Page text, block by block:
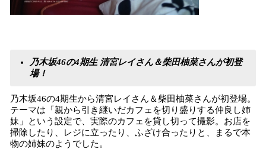
乃木坂46の4期生 清宮レイさん＆柴田柚菜さんが初登
場！
乃木坂46の4期生から清宮レイさん＆柴田柚菜さんが初登場。
テーマは「親から引き継いだカフェを切り盛りする仲良し姉
妹」という設定で、実際のカフェを貸し切って撮影。お店を
掃除したり、レジに立ったり、ふざけ合ったりと、まるで本
物の姉妹のようでした。